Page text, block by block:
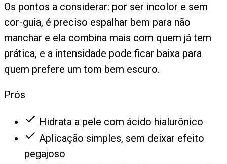
Os pontos a considerar: por ser incolor e sem
cor-guia, é preciso espalhar bem para não
manchar e ela combina mais com quem já tem
prática, e a intensidade pode ficar baixa para
quem prefere um tom bem escuro.
Prós
Hidrata a pele com ácido hialurônico
Aplicação simples, sem deixar efeito
pegajoso